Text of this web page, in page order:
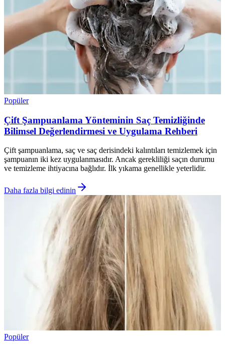
Popüler
Çift Şampuanlama Yönteminin Saç Temizliğinde
Bilimsel Değerlendirmesi ve Uygulama Rehberi
Çift şampuanlama, saç ve saç derisindeki kalıntıları temizlemek için
şampuanın iki kez uygulanmasıdır. Ancak gerekliliği saçın durumu
ve temizleme ihtiyacına bağlıdır. İlk yıkama genellikle yeterlidir.
Daha fazla bilgi edinin
Popüler